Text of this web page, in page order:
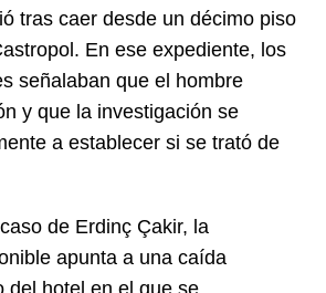
tras caer desde un décimo piso
En ese expediente, los
señalaban que el hombre
y que la investigación se
a establecer si se trató de
de Erdinç Çakir, la
apunta a una caída
del hotel en el que se